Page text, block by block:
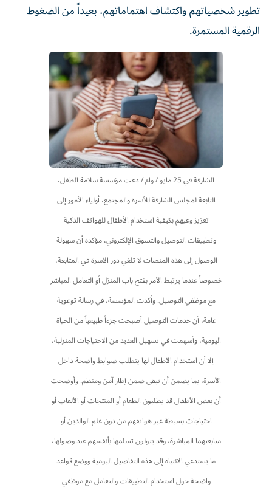
تطوير شخصياتهم واكتشاف اهتماماتهم، بعيداً من الضغوط
الرقمية المستمرة.
الشارقة في 25 مايو / وام / دعت مؤسسة سلامة الطفل،
التابعة لمجلس الشارقة للأسرة والمجتمع، أولياء الأمور إلى
تعزيز وعيهم بكيفية استخدام الأطفال للهواتف الذكية
وتطبيقات التوصيل والتسوق الإلكتروني، مؤكدة أن سهولة
الوصول إلى هذه المنصات لا تلغي دور الأسرة في المتابعة،
خصوصاً عندما يرتبط الأمر بفتح باب المنزل أو التعامل المباشر
مع موظفي التوصيل. وأكدت المؤسسة، في رسالة توعوية
عامة، أن خدمات التوصيل أصبحت جزءاً طبيعياً من الحياة
اليومية، وأسهمت في تسهيل العديد من الاحتياجات المنزلية،
إلا أن استخدام الأطفال لها يتطلب ضوابط واضحة داخل
الأسرة، بما يضمن أن تبقى ضمن إطار آمن ومنظم. وأوضحت
أن بعض الأطفال قد يطلبون الطعام أو المنتجات أو الألعاب أو
احتياجات بسيطة عبر هواتفهم من دون علم الوالدين أو
متابعتهما المباشرة، وقد يتولون تسلمها بأنفسهم عند وصولها،
ما يستدعي الانتباه إلى هذه التفاصيل اليومية ووضع قواعد
واضحة حول استخدام التطبيقات والتعامل مع موظفي